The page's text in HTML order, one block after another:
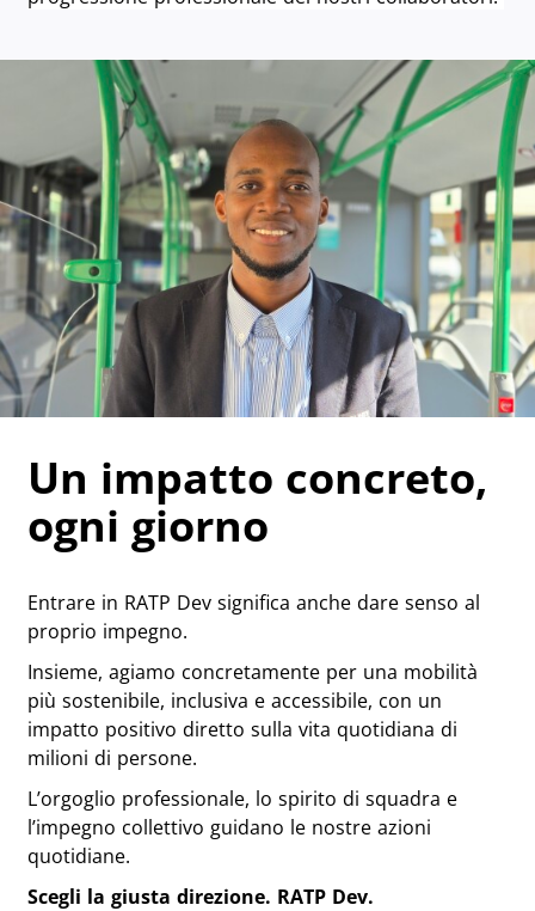
Un impatto concreto,
ogni giorno
Entrare in RATP Dev significa anche dare senso al
proprio impegno.
Insieme, agiamo concretamente per una mobilità
più sostenibile, inclusiva e accessibile, con un
impatto positivo diretto sulla vita quotidiana di
milioni di persone.
L’orgoglio professionale, lo spirito di squadra e
l’impegno collettivo guidano le nostre azioni
quotidiane.
Scegli la giusta direzione. RATP Dev.